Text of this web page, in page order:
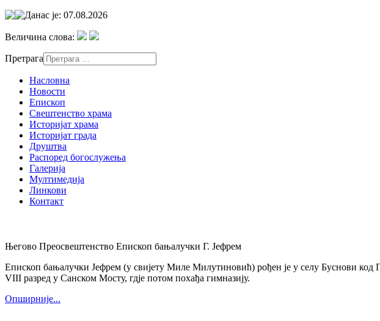
Данас је: 07.08.2026
Величина слова:
Претрага
Насловна
Новости
Епископ
Свештенство храма
Историјат храма
Историјат града
Друштва
Распоред богослужења
Галерија
Мултимедија
Линкови
Контакт
Његово Преосвештенство Епископ бањалучки Г. Јефрем
Епископ бањалучки Јефрем (у свијету Миле Милутиновић) рођен је у селу Буснови
VIII разред у Санском Мосту, гдје потом похађа гимназију.
Опширније...